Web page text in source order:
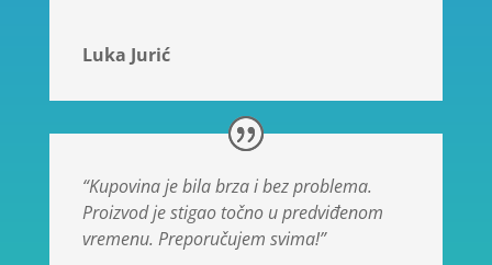
Luka Jurić
“Kupovina je bila brza i bez problema.
Proizvod je stigao točno u predviđenom
vremenu. Preporučujem svima!”